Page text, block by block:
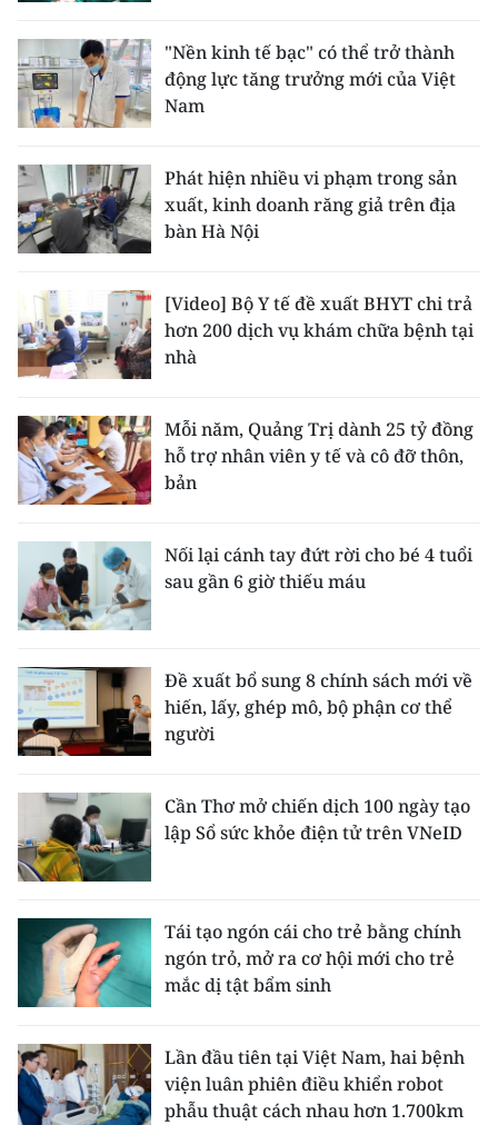
"Nền kinh tế bạc" có thể trở thành
động lực tăng trưởng mới của Việt
Nam
Phát hiện nhiều vi phạm trong sản
xuất, kinh doanh răng giả trên địa
bàn Hà Nội
[Video] Bộ Y tế đề xuất BHYT chi trả
hơn 200 dịch vụ khám chữa bệnh tại
nhà
Mỗi năm, Quảng Trị dành 25 tỷ đồng
hỗ trợ nhân viên y tế và cô đỡ thôn,
bản
Nối lại cánh tay đứt rời cho bé 4 tuổi
sau gần 6 giờ thiếu máu
Đề xuất bổ sung 8 chính sách mới về
hiến, lấy, ghép mô, bộ phận cơ thể
người
Cần Thơ mở chiến dịch 100 ngày tạo
lập Sổ sức khỏe điện tử trên VNeID
Tái tạo ngón cái cho trẻ bằng chính
ngón trỏ, mở ra cơ hội mới cho trẻ
mắc dị tật bẩm sinh
Lần đầu tiên tại Việt Nam, hai bệnh
viện luân phiên điều khiển robot
phẫu thuật cách nhau hơn 1.700km